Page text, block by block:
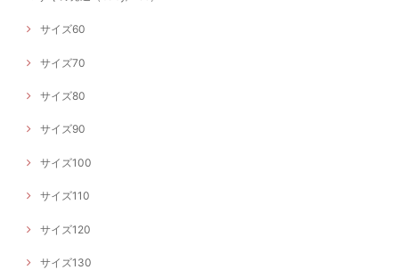
サイズ60
サイズ70
サイズ80
サイズ90
サイズ100
サイズ110
サイズ120
サイズ130